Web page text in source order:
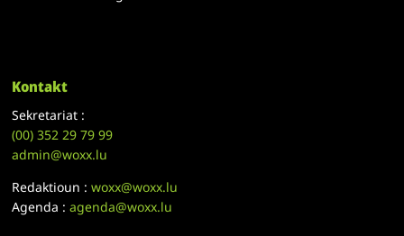
Kontakt
Sekretariat :
(00)352 29 79 99
admin@woxx.lu
Redaktioun :woxx@woxx.lu
Agenda :agenda@woxx.lu